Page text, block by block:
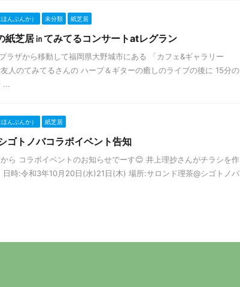
んぶんか） 未分類 紙芝居
紙芝居㏌てみてるコンサートatレグラン
ラザから移動して福岡県大野城市にある 「カフェ&ギャラリー
人のてみてるさんの ハープ＆ギターの癒しのライブの後に 15分の
...
んぶんか） 紙芝居
ゴトノバコラボイベント告知
ら コラボイベントのお知らせでーす😊 井上理抄さんがチラシを作
日時:令和3年10月20日(水)21日(木) 場所:サロンド理茶@シゴトノバ